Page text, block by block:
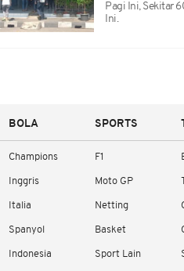
Pagi Ini, Sekitar
Ini.
BOLA
Champions
Inggris
Italia
Spanyol
Indonesia
SPORTS
F1
Moto GP
Netting
Basket
Sport Lain